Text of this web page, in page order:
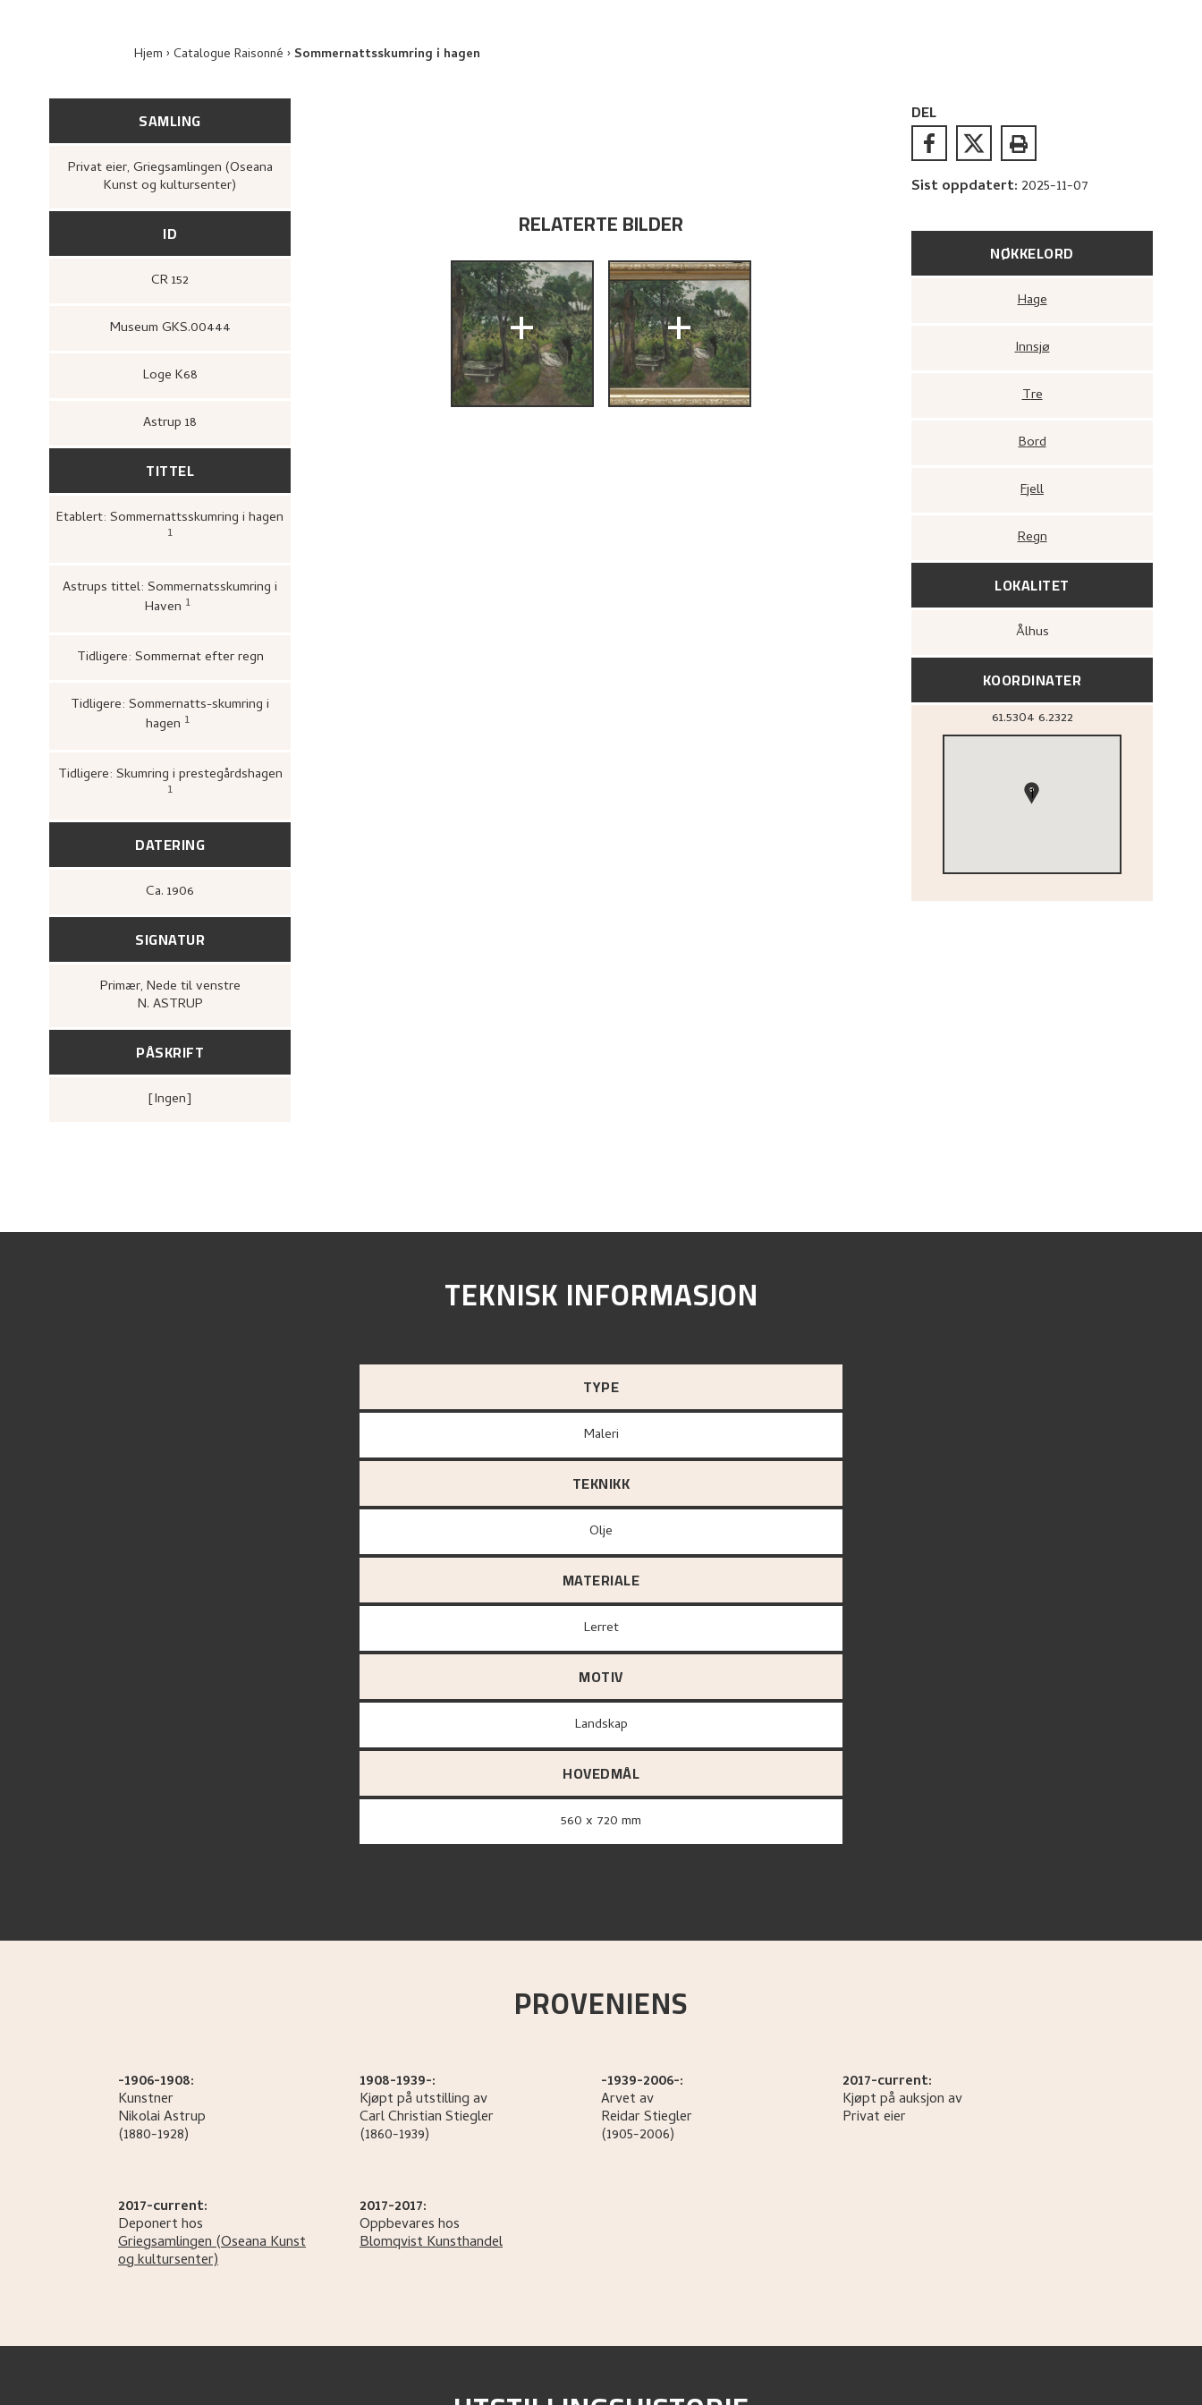
Hjem Catalogue Raisonné Sommernattsskumring i hagen
SAMLING
Privat eier, Griegsamlingen (Oseana
Kunst og kultursenter)
ID
CR 152
Museum GKS.00444
Loge K68
Astrup 18
TITTEL
Etablert: Sommernattsskumring i hagen
1
Bokklubbene, 1993 [1986]),
Astrups tittel: Sommernatsskumring i
Haven 1
kunstforening, 1908),
Tidligere: Sommernat efter regn
Tidligere: Sommernatts-skumring i
hagen 1
Tidligere: Skumring i prestegårdshagen
1
A/S John Griegs Boktrykkeri, Bergens
kunstforening, 1980),
DATERING
Ca. 1906
SIGNATUR
Primær, Nede til venstre
N. ASTRUP
PÅSKRIFT
[ingen]
RELATERTE BILDER
+ +
DEL
Sist oppdatert: 2025-11-07
NØKKELORD
Hage
Innsjø
Tre
Bord
Fjell
Regn
LOKALITET
Ålhus
KOORDINATER
61.5304 6.2322
1
TEKNISK INFORMASJON
TYPE
Maleri
TEKNIKK
Olje
MATERIALE
lerret
MOTIV
Landskap
HOVEDMÅL
560 x 720 mm
PROVENIENS
-1906-1908:
Kunstner
NikolaiAstrup
(1880-1928)
1908-1939-:
Kjøpt på utstilling av
Carl ChristianStiegler
(1860-1939)
-1939-2006-:
Arvet av
ReidarStiegler
(1905-2006)
2017-current:
Kjøpt på auksjon av
Privat eier
2017-current:
Deponert hos
Griegsamlingen (Oseana Kunst
og kultursenter)
2017-2017:
Oppbevares hos
Blomqvist Kunsthandel